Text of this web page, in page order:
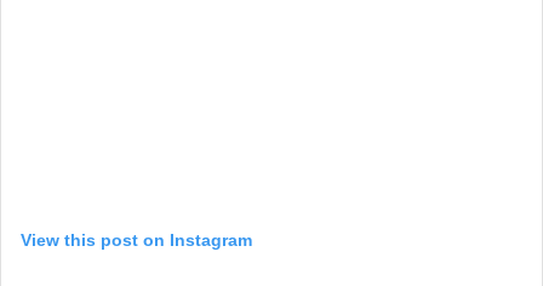
View this post on Instagram